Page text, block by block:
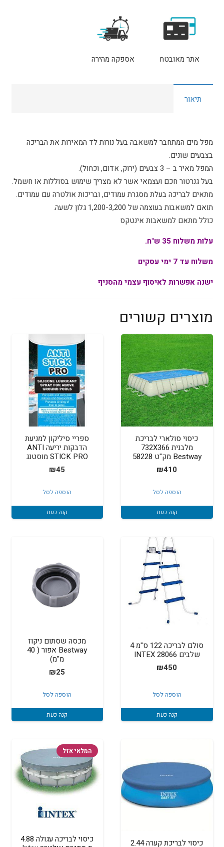
אתר מאובטח אספקה מהירה
תיאור
מפל מים המתחבר למשאבה בעל נורות לד המאירות את הבריכה
בצבעים שונים.
המפל מאיר ב – 3 צבעים (ירוק, אדום, וכחול).
בעל גנרטור חכם ועצמאי אשר לא מצריך שימוש בסוללות או חשמל.
מתאים לבריכה בעלת מסגרת עמודים, ובריכות אולטרה עם עמודים.
תואם למשאבות בעוצמה של 1,200-3,200 גלון לשעה.
כולל מתאם למשאבות אינטקס
עלות משלוח 35 ש"ח.
משלוח עד 7 ימי עסקים
ישנה אפשרות לאיסוף עצמי מהסניף
מוצרים קשורים
כיסוי סולארי לבריכת
מלבנית 732X366
Bestway מק"ט 58228
₪410
הוספה לסל
קנה כעת
ספריי סיליקון למניעת
הדבקות יריעה ANTI
STICK PRO מוסטנג
₪45
הוספה לסל
קנה כעת
סולם לבריכה 122 ס"מ 4
שלבים INTEX 28066
₪450
הוספה לסל
קנה כעת
מכסה שסתום ניקוז
Bestway אפור ( 40
מ"מ)
₪25
הוספה לסל
קנה כעת
כיסוי לבריכת קערה 2.44
המלאי אזל
כיסוי לבריכה עגולה 4.88